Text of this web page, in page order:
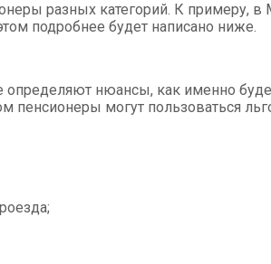
разных категорий. К примеру,
подробнее будет написано ниже.
нюансы, как именно
могут пользоваться